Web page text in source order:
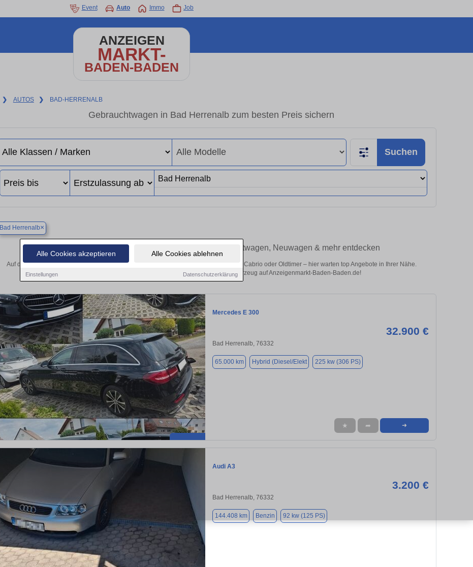
Alle Cookies akzeptieren Alle Cookies ablehnen
Einstellungen Datenschutzerklärung
Event Auto Immo Job
ANZEIGEN
MARKT-
BADEN-BADEN
❯ AUTOS ❯ BAD-HERRENALB
Gebrauchtwagen in Bad Herrenalb zum besten Preis sichern
Suchen
Bad Herrenalb×
Ihr perfektes Autoangebot in Bad Herrenalb – Gebrauchtwagen, Neuwagen & mehr entdecken
Auf der Suche nach einem Gebrauchtwagen in Bad Herrenalb? Ob Kleinwagen, SUV, Cabrio oder Oldtimer – hier warten top Angebote in Ihrer Nähe.
Inserieren Sie Ihr Auto kostenlos oder finden Sie Ihr nächstes Fahrzeug auf Anzeigenmarkt-Baden-Baden.de!
Mercedes E 300
32.900 €
Bad Herrenalb, 76332
65.000 km Hybrid (Diesel/Elekt 225 kw (306 PS)
★ ➦ ➜
Audi A3
3.200 €
Bad Herrenalb, 76332
144.408 km Benzin 92 kw (125 PS)